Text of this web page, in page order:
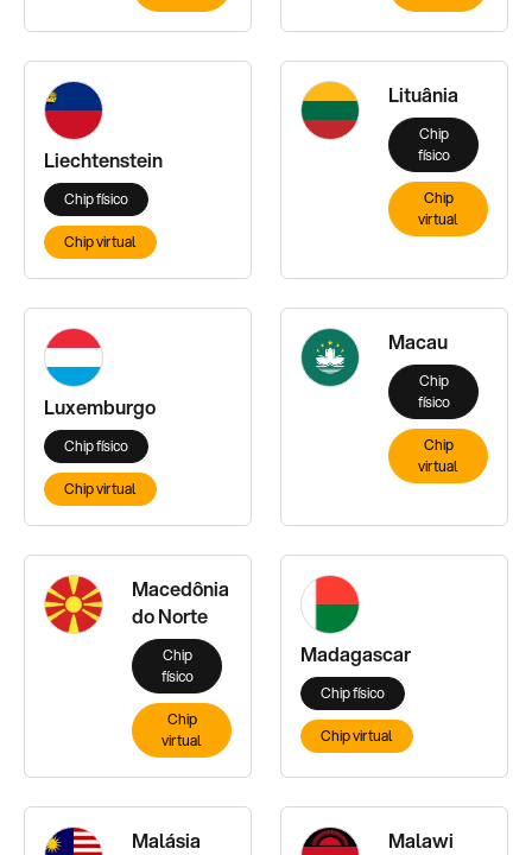
Liechtenstein
Chip físico
Chip virtual
Lituânia
Chip
físico
Chip
virtual
Luxemburgo
Chip físico
Chip virtual
Macau
Chip
físico
Chip
virtual
Macedônia
do Norte
Chip
físico
Chip
virtual
Madagascar
Chip físico
Chip virtual
Malásia Malawi